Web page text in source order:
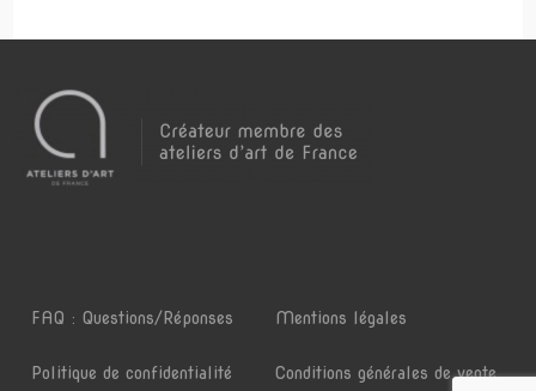
FAQ : Questions/Réponses Mentions légales
Politique de confidentialité Conditions générales de vente